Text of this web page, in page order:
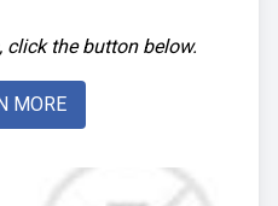
the button below.
MORE